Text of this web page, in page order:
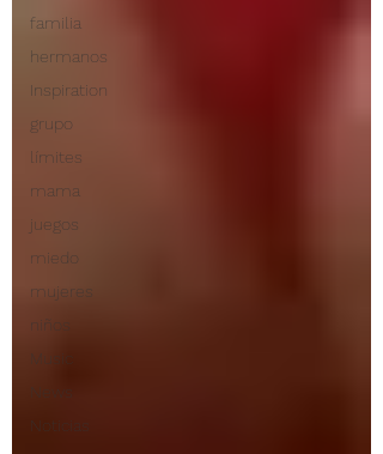
familia
hermanos
Inspiration
grupo
límites
mama
juegos
miedo
mujeres
niños
Music